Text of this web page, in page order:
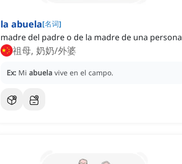
la abuela[名词]
madre del padre o de la madre de una persona
祖母, 奶奶/外婆
Ex: Mi abuela vive en el campo.